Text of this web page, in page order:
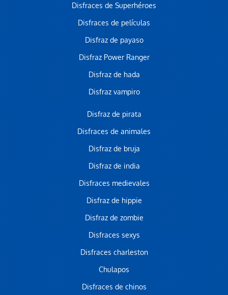
Disfraces de Superhéroes
Disfraces de películas
Disfraz de payaso
Disfraz Power Ranger
Disfraz de hada
Disfraz vampiro
Disfraz de pirata
Disfraces de animales
Disfraz de bruja
Disfraz de india
Disfraces medievales
Disfraz de hippie
Disfraz de zombie
Disfraces sexys
Disfraces charleston
Chulapos
Disfraces de chinos